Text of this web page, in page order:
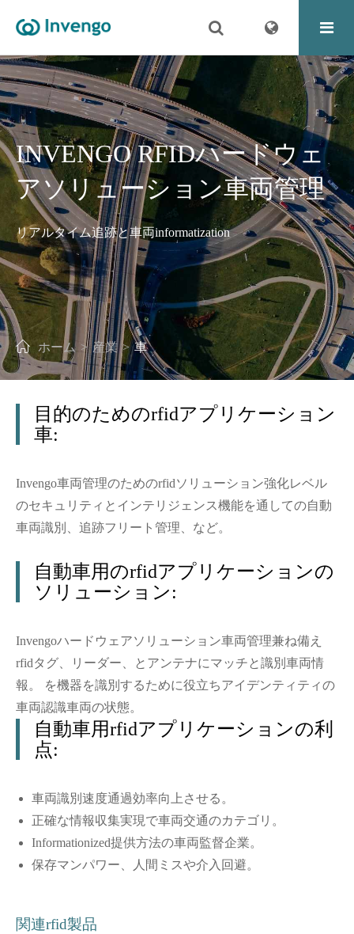
INVENGO RFIDハードウェ
アソリューション車両管理
リアルタイム追跡と車両informatization
ホーム 産業 車
目的のためのrfidアプリケーション
車:
Invengo車両管理のためのrfidソリューション強化レベル
のセキュリティとインテリジェンス機能を通しての自動
車両識別、追跡フリート管理、など。
自動車用のrfidアプリケーションの
ソリューション:
Invengoハードウェアソリューション車両管理兼ね備え
rfidタグ、リーダー、とアンテナにマッチと識別車両情
報。 を機器を識別するために役立ちアイデンティティの
車両認識車両の状態。
自動車用rfidアプリケーションの利
点:
車両識別速度通過効率向上させる。
正確な情報収集実現で車両交通のカテゴリ。
Informationized提供方法の車両監督企業。
保存マンパワー、人間ミスや介入回避。
関連rfid製品